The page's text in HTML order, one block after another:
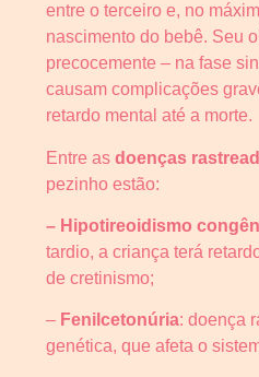
entre o terceiro e, no
nascimento do bebê. Seu
precocemente – na fase
causam complicações
retardo mental até a morte.
Entre as doenças
pezinho estão:
– Hipotireoidismo
tardio, a criança terá
de cretinismo;
– Fenilcetonúria: doença
genética, que afeta o